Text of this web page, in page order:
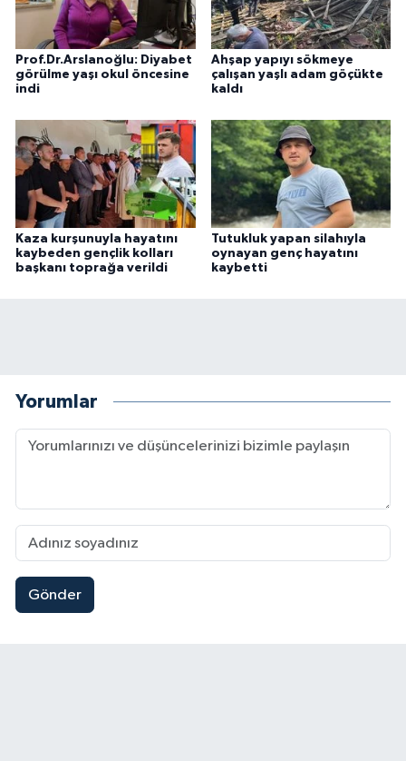
Prof.Dr.Arslanoğlu: Diyabet
görülme yaşı okul öncesine
indi
Ahşap yapıyı sökmeye
çalışan yaşlı adam göçükte
kaldı
Kaza kurşunuyla hayatını
kaybeden gençlik kolları
başkanı toprağa verildi
Tutukluk yapan silahıyla
oynayan genç hayatını
kaybetti
Yorumlar
Gönder